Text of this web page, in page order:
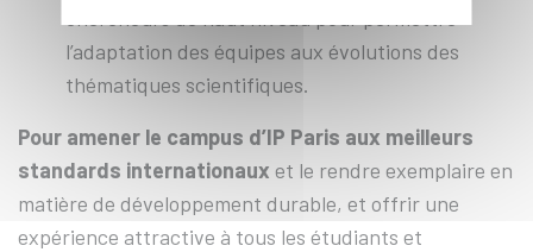
l’adaptation des équipes aux évolutions des
thématiques scientifiques.
Pour amener le campus d’IP Paris aux meilleurs
standards internationaux et le rendre exemplaire en
matière de développement durable, et offrir une
expérience attractive à tous les étudiants et